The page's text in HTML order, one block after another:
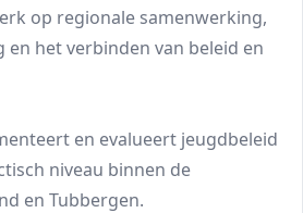
op regionale samenwerking,
en het verbinden van beleid en
en evalueert jeugdbeleid
niveau binnen de
en Tubbergen.